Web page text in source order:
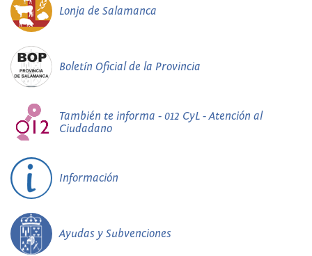
Lonja de Salamanca
Boletín Oficial de la Provincia
También te informa - 012 CyL - Atención al
Ciudadano
Información
Ayudas y Subvenciones